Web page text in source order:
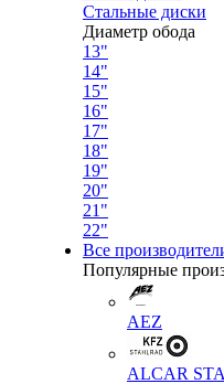
Стальные диски
Диаметр обода
13"
14"
15"
16"
17"
18"
19"
20"
21"
22"
Все
Популярные
AEZ
ALCAR